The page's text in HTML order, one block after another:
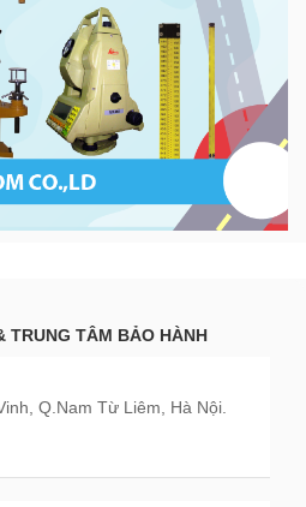
TRUNG TÂM BẢO HÀNH
Q.Nam Từ Liêm, Hà Nội.